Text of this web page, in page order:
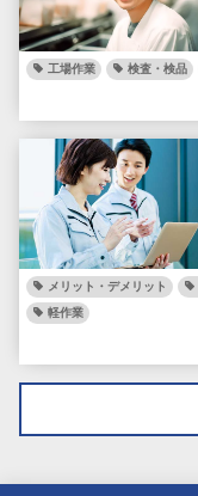
工場作業 検査・検品
メリット・デメリット
軽作業